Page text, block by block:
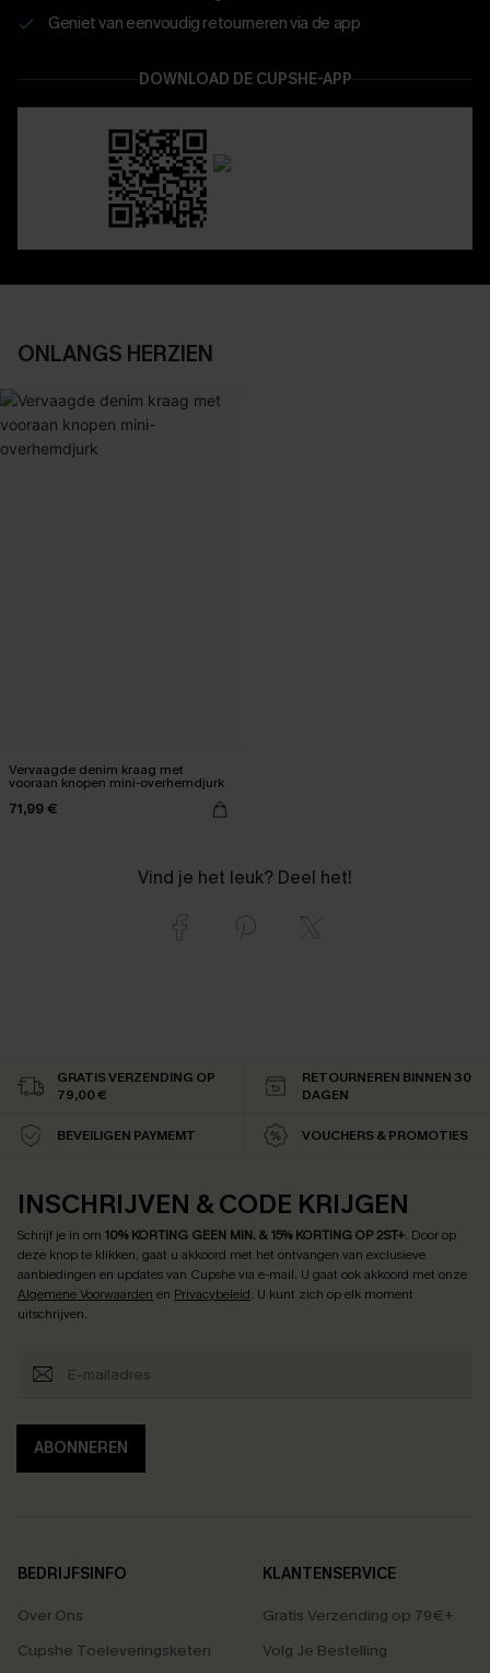
Geniet van eenvoudig retourneren via de app
DOWNLOAD DE CUPSHE-APP
ONLANGS HERZIEN
Vervaagde denim kraag met
vooraan knopen mini-overhemdjurk
71,99 €
Vind je het leuk? Deel het!
GRATIS VERZENDING OP
79,00 €
RETOURNEREN BINNEN 30
DAGEN
BEVEILIGEN PAYMEMT VOUCHERS & PROMOTIES
INSCHRIJVEN & CODE KRIJGEN
Schrijf je in om 10% KORTING GEEN MIN. & 15% KORTING OP 2ST+. Door op
deze knop te klikken, gaat u akkoord met het ontvangen van exclusieve
aanbiedingen en updates van Cupshe via e-mail. U gaat ook akkoord met onze
Algemene Voorwaarden en Privacybeleid. U kunt zich op elk moment
uitschrijven.
ABONNEREN
BEDRIJFSINFO
Over Ons
Cupshe Toeleveringsketen
KLANTENSERVICE
Gratis Verzending op 79€+
Volg Je Bestelling